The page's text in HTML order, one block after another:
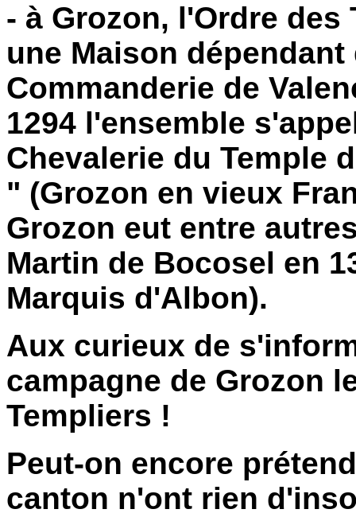
- à Grozon, l'Ordre des
une Maison
Commanderie de
1294 l'ensemble
Chevalerie du Temple
" (Grozon en vieux
Grozon eut entre
Martin de Bocosel en
Marquis d'Albon).
Aux curieux de
campagne de Grozon
Templiers !
Peut-on encore
canton n'ont rien